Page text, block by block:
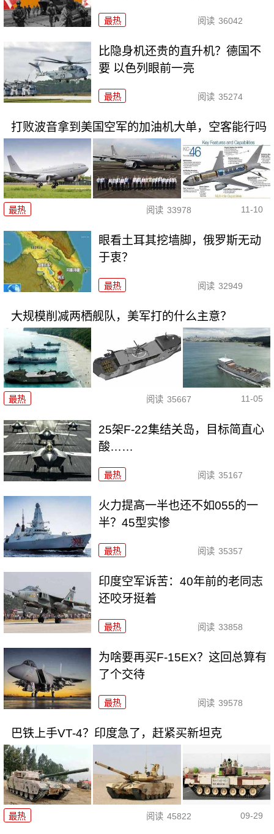
最热 阅读 36042
比隐身机还贵的直升机？德国不
要 以色列眼前一亮
最热 阅读 35274
打败波音拿到美国空军的加油机大单，空客能行吗
最热 阅读 33978 11-10
眼看土耳其挖墙脚，俄罗斯无动
于衷？
最热 阅读 32949
大规模削减两栖舰队，美军打的什么主意？
最热 阅读 35667 11-05
25架F-22集结关岛，目标简直心
酸……
最热 阅读 35167
火力提高一半也还不如055的一
半？45型实惨
最热 阅读 35357
印度空军诉苦：40年前的老同志
还咬牙挺着
最热 阅读 33858
为啥要再买F-15EX？这回总算有
了个交待
最热 阅读 39578
巴铁上手VT-4？印度急了，赶紧买新坦克
最热 阅读 45822 09-29